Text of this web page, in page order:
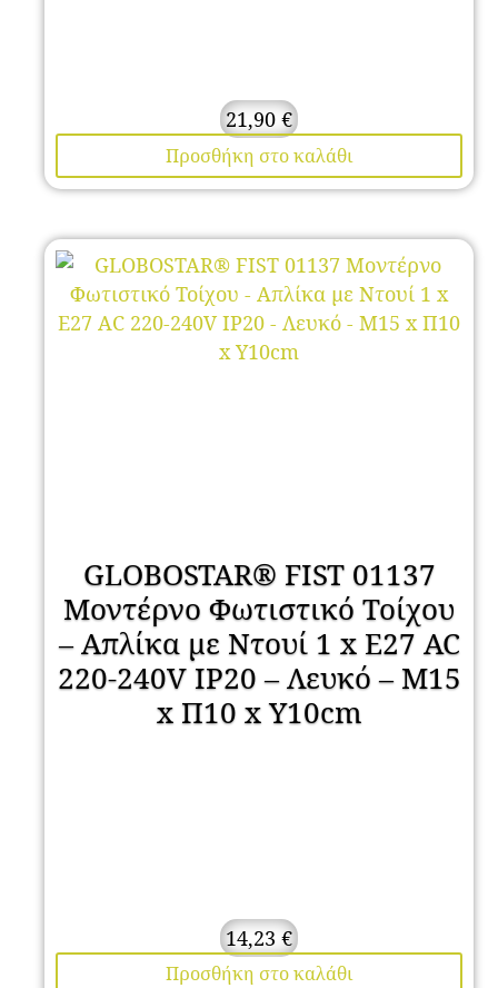
21,90 €
Προσθήκη στο καλάθι
GLOBOSTAR® FIST 01137
Μοντέρνο Φωτιστικό Τοίχου
– Απλίκα με Ντουί 1 x E27 AC
220-240V IP20 – Λευκό – Μ15
x Π10 x Υ10cm
14,23 €
Προσθήκη στο καλάθι